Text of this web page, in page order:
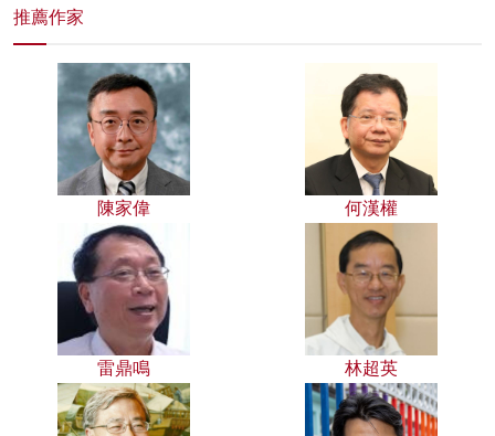
推薦作家
陳家偉 何漢權
雷鼎鳴 林超英